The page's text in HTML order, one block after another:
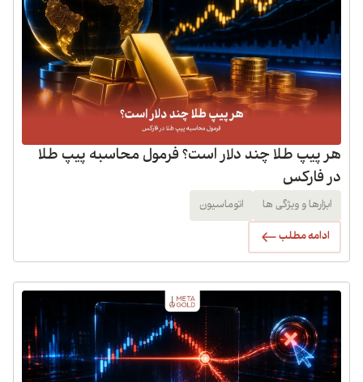
هر پیپ طلا چند دلار است؟ فرمول محاسبه پیپ طلا
در فارکس
ابزارها و ویژگی ها اتوماسیون
ادامه مطلب